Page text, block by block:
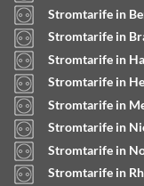
Stromtarife in
Stromtarife in
Stromtarife in
Stromtarife in
Stromtarife in
Stromtarife in
Stromtarife in
Stromtarife in